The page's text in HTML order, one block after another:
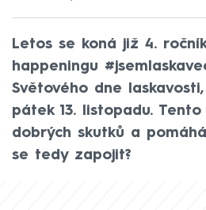
Letos se koná již 4.
happeningu
Světového dne
pátek 13. listopadu.
dobrých skutků a
se tedy zapojit?